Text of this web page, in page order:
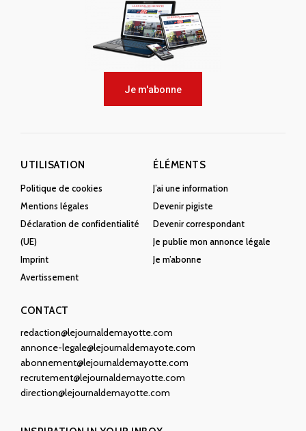
Je m'abonne
UTILISATION
Politique de cookies
Mentions légales
Déclaration de confidentialité
(UE)
Imprint
Avertissement
ÉLÉMENTS
J’ai une information
Devenir pigiste
Devenir correspondant
Je publie mon annonce légale
Je m’abonne
CONTACT
redaction@lejournaldemayotte.com
annonce-legale@lejournaldemayote.com
abonnement@lejournaldemayotte.com
recrutement@lejournaldemayotte.com
direction@lejournaldemayotte.com